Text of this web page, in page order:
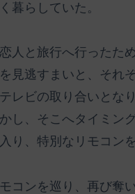
暮らしていた。
人と旅行へ行ったた
見逃すまいと、それ
レビの取り合いとな
し、そこへタイミン
り、特別なリモコン
コンを巡り、再び奪